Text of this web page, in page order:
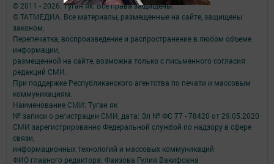
© 2011 - 2026. Туган як. Все права защищены.
© ТАТМЕДИА. Все материалы, размещенные на сайте, защищены
законом.
Перепечатка, воспроизведение и распространение в любом объеме
информации,
размещенной на сайте, возможна только с письменного согласия
редакций СМИ.
При поддержке Республиканского агентства по печати и массовым
коммуникациям.
Наименование СМИ: Туган як
№ записи о регистрации СМИ, дата: Эл № ФС 77 - 78420 от 29.05.2020
СМИ зарегистрированно Федеральной службой по надзору в сфере
связи,
информационных технологий и массовых коммуникаций
ФИО главного редактора: Фаизова Гулия Вакифовна